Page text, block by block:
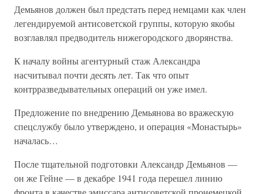
Демьянов должен был предстать перед немцами как член
легендируемой антисоветской группы, которую якобы
возглавлял предводитель нижегородского дворянства.
К началу войны агентурный стаж Александра
насчитывал почти десять лет. Так что опыт
контрразведывательных операций он уже имел.
Предложение по внедрению Демьянова во вражескую
спецслужбу было утверждено, и операция «Монастырь»
началась…
После тщательной подготовки Александр Демьянов —
он же Гейне — в декабре 1941 года перешел линию